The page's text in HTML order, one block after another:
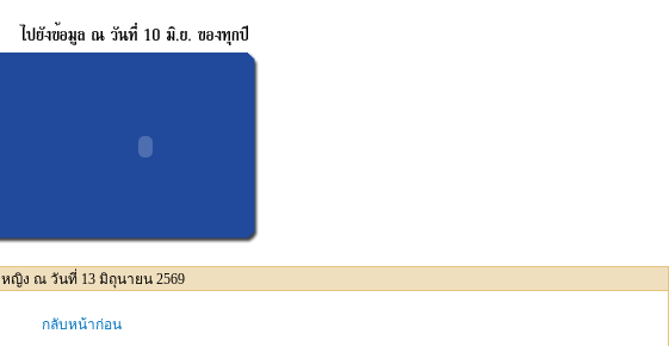
หญิง ณ วันที่ 13 มิถุนายน 2569
กลับหน้าก่อน